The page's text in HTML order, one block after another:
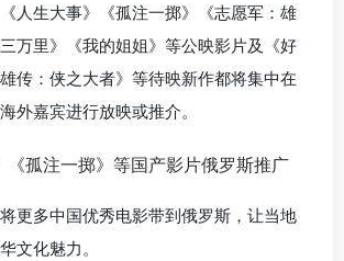
人生大事》《孤注一掷》《志愿军：雄
万里》《我的姐姐》等公映影片及《好
传：侠之大者》等待映新作都将集中在
外嘉宾进行放映或推介。
更多中国优秀电影带到俄罗斯，让当地
文化魅力。